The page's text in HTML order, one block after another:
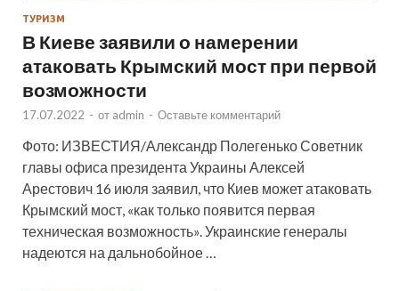
ТУРИЗМ
В Киеве заявили о намерении
атаковать Крымский мост при первой
возможности
17.07.2022 - от admin - Оставьте комментарий
Фото: ИЗВЕСТИЯ/Александр Полегенько Советник
главы офиса президента Украины Алексей
Арестович 16 июля заявил, что Киев может атаковать
Крымский мост, «как только появится первая
техническая возможность». Украинские генералы
надеются на дальнобойное …